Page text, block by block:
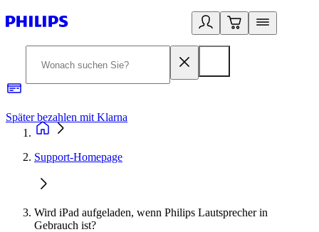
Später bezahlen mit Klarna
Support-Homepage
Wird iPad aufgeladen, wenn Philips Lautsprecher in
Gebrauch ist?